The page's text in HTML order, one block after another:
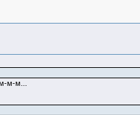
м-м...